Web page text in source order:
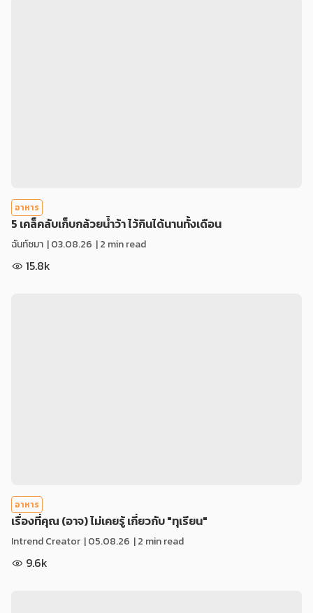
อาหาร
5 เคล็คลับเก็บกล้วยน้ำว้า ไว้กินได้นานทั้งเดือน
ฉันท์ชมา |03.08.26 | 2 min read
15.8k
อาหาร
เรื่องที่คุณ (อาจ) ไม่เคยรู้ เกี่ยวกับ "ทุเรียน"
Intrend Creator |05.08.26 | 2 min read
9.6k